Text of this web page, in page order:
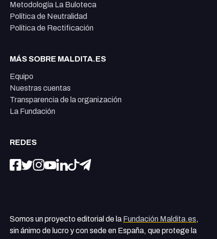
Metodología La Buloteca
Política de Neutralidad
Política de Rectificación
MÁS SOBRE MALDITA.ES
Equipo
Nuestras cuentas
Transparencia de la organización
La Fundación
REDES
Somos un proyecto editorial de la Fundación Maldita.es,
sin ánimo de lucro y con sede en España, que protege la